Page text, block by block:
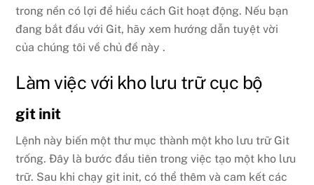
trong nền có lợi để hiểu cách Git hoạt động. Nếu bạn
đang bắt đầu với Git, hãy xem hướng dẫn tuyệt vời
của chúng tôi về chủ đề này .
Làm việc với kho lưu trữ cục bộ
git init
Lệnh này biến một thư mục thành một kho lưu trữ Git
trống. Đây là bước đầu tiên trong việc tạo một kho lưu
trữ. Sau khi chạy git init, có thể thêm và cam kết các